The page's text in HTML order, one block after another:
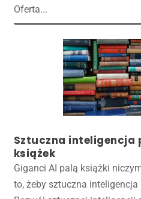
Oferta...
Sztuczna inteligencja
książek
Giganci AI palą książki
to, żeby sztuczna inteligencja